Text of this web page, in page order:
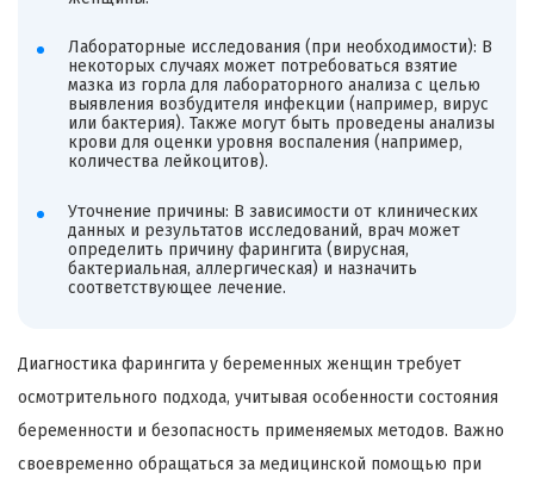
Лабораторные исследования (при необходимости): В
некоторых случаях может потребоваться взятие
мазка из горла для лабораторного анализа с целью
выявления возбудителя инфекции (например, вирус
или бактерия). Также могут быть проведены анализы
крови для оценки уровня воспаления (например,
количества лейкоцитов).
Уточнение причины: В зависимости от клинических
данных и результатов исследований, врач может
определить причину фарингита (вирусная,
бактериальная, аллергическая) и назначить
соответствующее лечение.
Диагностика фарингита у беременных женщин требует
осмотрительного подхода, учитывая особенности состояния
беременности и безопасность применяемых методов. Важно
своевременно обращаться за медицинской помощью при